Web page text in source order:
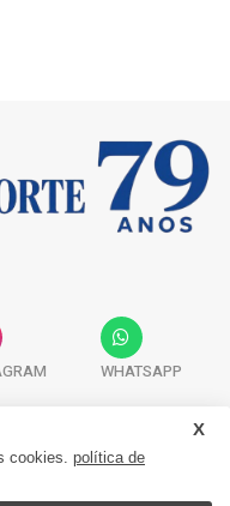
WHATSAPP
Quem Somos
cookies. política de